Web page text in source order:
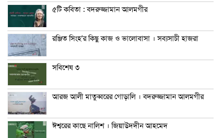
৫টি কবিতা : বদরুজ্জামান আলমগীর
রঞ্জিত সিংহ’র কিছু কাজ ও ভালোবাসা । সব্যসাচী হাজরা
সবিশেষ ৩
আরজ আলী মাতুব্বরের গোড়ালি । বদরুজ্জামান আলমগীর
ঈশ্বরের কাছে নালিশ । জিয়াউদদীন আহমেদ